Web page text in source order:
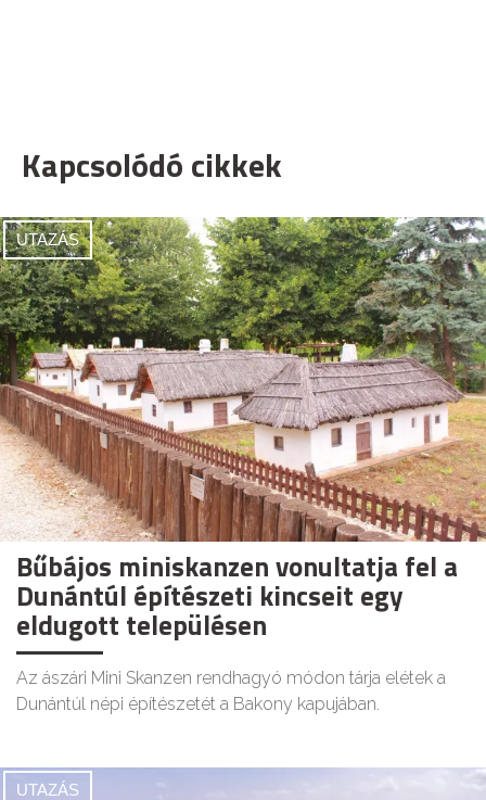
Kapcsolódó cikkek
UTAZÁS
Bűbájos miniskanzen vonultatja fel a
Dunántúl építészeti kincseit egy
eldugott településen
Az ászári Mini Skanzen rendhagyó módon tárja elétek a
Dunántúl népi építészetét a Bakony kapujában.
UTAZÁS